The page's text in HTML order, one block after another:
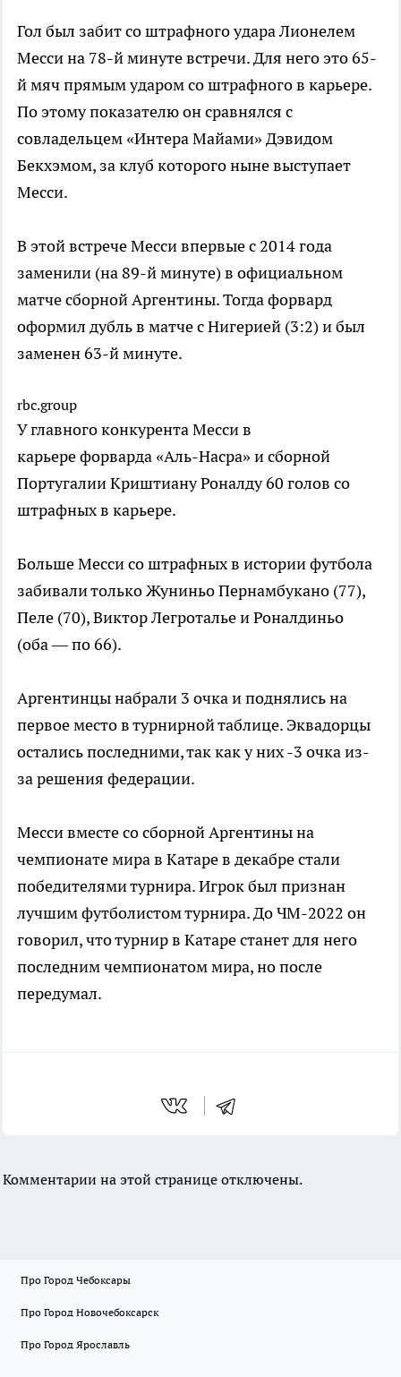
Гол был забит со штрафного удара Лионелем
Месси на 78-й минуте встречи. Для него это 65-
й мяч прямым ударом со штрафного в карьере.
По этому показателю он сравнялся с
совладельцем «Интера Майами» Дэвидом
Бекхэмом, за клуб которого ныне выступает
Месси.
В этой встрече Месси впервые с 2014 года
заменили (на 89-й минуте) в официальном
матче сборной Аргентины. Тогда форвард
оформил дубль в матче с Нигерией (3:2) и был
заменен 63-й минуте.
rbc.group
У главного конкурента Месси в
карьере форварда «Аль-Насра» и сборной
Португалии Криштиану Роналду 60 голов со
штрафных в карьере.
Больше Месси со штрафных в истории футбола
забивали только Жуниньо Пернамбукано (77),
Пеле (70), Виктор Легроталье и Роналдиньо
(оба — по 66).
Аргентинцы набрали 3 очка и поднялись на
первое место в турнирной таблице. Эквадорцы
остались последними, так как у них -3 очка из-
за решения федерации.
Месси вместе со сборной Аргентины на
чемпионате мира в Катаре в декабре стали
победителями турнира. Игрок был признан
лучшим футболистом турнира. До ЧМ-2022 он
говорил, что турнир в Катаре станет для него
последним чемпионатом мира, но после
передумал.
Комментарии на этой странице отключены.
Про Город Чебоксары
Про Город Новочебоксарск
Про Город Ярославль